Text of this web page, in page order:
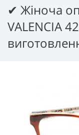
✔ Жіноча
VALENCIA